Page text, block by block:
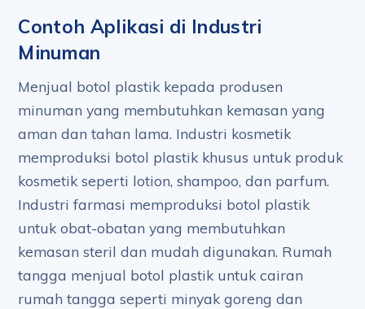
Contoh Aplikasi di Industri
Minuman
Menjual botol plastik kepada produsen
minuman yang membutuhkan kemasan yang
aman dan tahan lama. Industri kosmetik
memproduksi botol plastik khusus untuk produk
kosmetik seperti lotion, shampoo, dan parfum.
Industri farmasi memproduksi botol plastik
untuk obat-obatan yang membutuhkan
kemasan steril dan mudah digunakan. Rumah
tangga menjual botol plastik untuk cairan
rumah tangga seperti minyak goreng dan